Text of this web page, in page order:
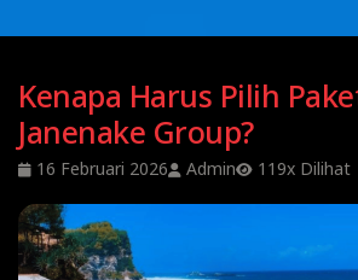
Kenapa Harus Pilih
Janenake Group?
16 Februari 2026 Admin 119x Dilihat